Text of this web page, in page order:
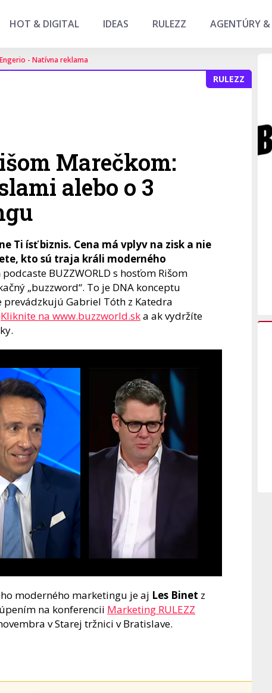
HOT & DIGITAL IDEAS RULEZZ AGENTÚRY
Engerio - Natívna reklama
RULEZZ
Marečkom:
alebo o 3
Ti ísť biznis. Cena má vplyv na zisk a nie
kto sú traja králi moderného
BUZZWORLD s hosťom Rišom
„buzzword“. To je DNA konceptu
prevádzkujú Gabriel Tóth z Katedra
Kliknite na www.buzzworld.ska ak vydržíte
moderného marketingu je aj Les Binet z
na konferencii Marketing RULEZZ
v Starej tržnici v Bratislave.